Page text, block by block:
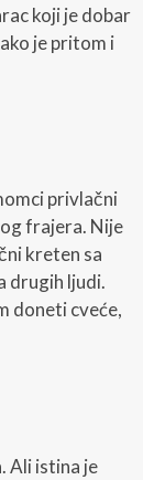
koji je dobar
je pritom i
privlačni
frajera. Nije
kreten sa
drugih ljudi.
doneti cveće,
Ali istina je